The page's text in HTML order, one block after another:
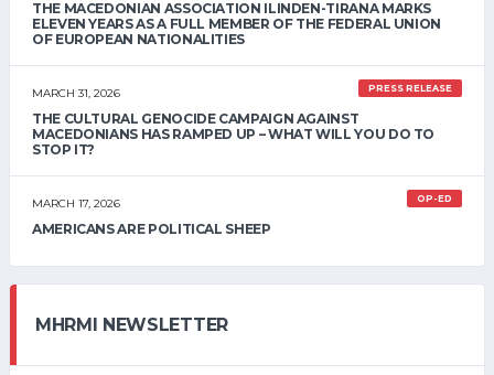
THE MACEDONIAN ASSOCIATION ILINDEN-TIRANA MARKS
ELEVEN YEARS AS A FULL MEMBER OF THE FEDERAL UNION
OF EUROPEAN NATIONALITIES
MARCH 31, 2026 PRESS RELEASE
THE CULTURAL GENOCIDE CAMPAIGN AGAINST
MACEDONIANS HAS RAMPED UP – WHAT WILL YOU DO TO
STOP IT?
MARCH 17, 2026 OP-ED
AMERICANS ARE POLITICAL SHEEP
MHRMI NEWSLETTER